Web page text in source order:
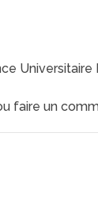
Universitaire
faire un